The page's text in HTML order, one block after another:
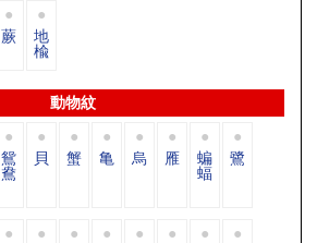
蕨 地
楡
動物紋
鴛
鴦
貝 蟹 亀 烏 雁 蝙
蝠
鷺